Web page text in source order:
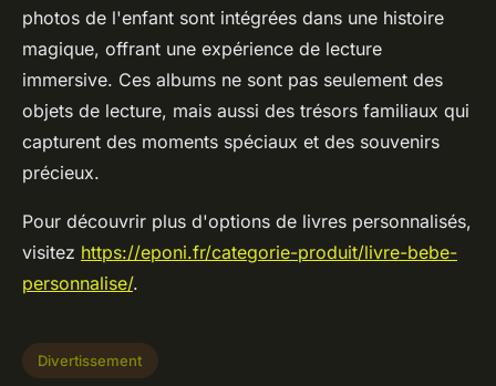
photos de l'enfant sont intégrées dans une histoire
magique, offrant une expérience de lecture
immersive. Ces albums ne sont pas seulement des
objets de lecture, mais aussi des trésors familiaux qui
capturent des moments spéciaux et des souvenirs
précieux.
Pour découvrir plus d'options de livres personnalisés,
visitez https://eponi.fr/categorie-produit/livre-bebe-
personnalise/.
Divertissement